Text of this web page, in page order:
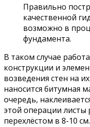
Правильно
качественной
возможно в
фундамента.
В таком случае
конструкции и
возведения стен на
наносится битумная
очередь,
этой операции листы
перехлёстом в 8-10 см.